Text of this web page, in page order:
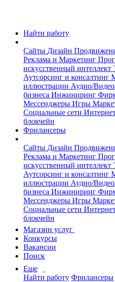
Найти работу
Сайты Дизайн
Реклама и Маркетинг
искусственный интеллект
Аутсорсинг и консалтинг
иллюстрации Аудио/
бизнеса Инжиниринг
Мессенджеры Игры
Социальные сети
блокчейн
Фрилансеры
Сайты Дизайн
Реклама и Маркетинг
искусственный интеллект
Аутсорсинг и консалтинг
иллюстрации Аудио/
бизнеса Инжиниринг
Мессенджеры Игры
Социальные сети
блокчейн
Магазин услуг
Конкурсы
Вакансии
Поиск
Еще
Найти работу Фрилансеры